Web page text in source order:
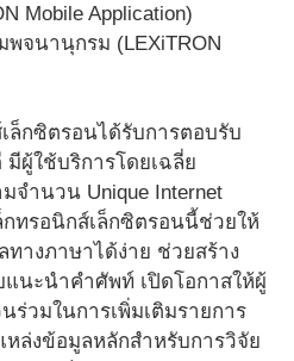
Mobile Application)
จนานุกรม (LEXiTRON
ล็กซิตรอนได้รับการตอบรับ
ผู้ใช้บริการโดยเฉลี่ย
ำนวน Unique Internet
ทรอนิกส์เล็กซิตรอนนี้ช่วยให้
ทางภาษาได้ง่าย ช่วยสร้าง
แนะนำคำศัพท์ เปิดโอกาสให้ผู้
ร่วมในการเพิ่มเติมรายการ
ล่งข้อมูลหลักสำหรับการวิจัย